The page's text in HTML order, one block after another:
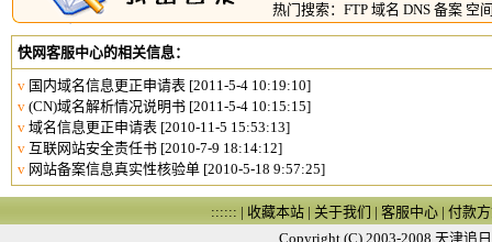
热门搜索： FTP 域名 DNS 备案 空
快网客服中心的相关信息：
v 国内域名信息更正申请表 [2011-5-4 10:19:10]
v (CN)域名解析情况说明书 [2011-5-4 10:15:15]
v 域名信息更正申请表 [2010-11-5 15:53:13]
v 互联网站安全责任书 [2010-7-9 18:14:12]
v 网站备案信息真实性核验单 [2010-5-18 9:57:25]
:::::: | 收藏本站 | 关于我们 | 客服中心 | 付款
Copyright (C) 2003-2008 天津追